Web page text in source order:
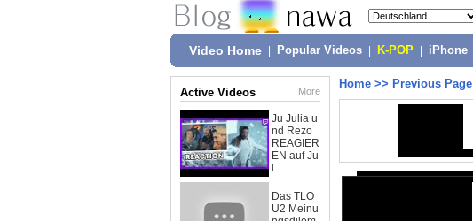
Video Home Popular Videos K-POP iPhone
Active Videos More
Ju Julia u
nd Rezo
REAGIER
EN auf Ju
l...
Das TLO
U2 Meinu
Home >> Previous Page